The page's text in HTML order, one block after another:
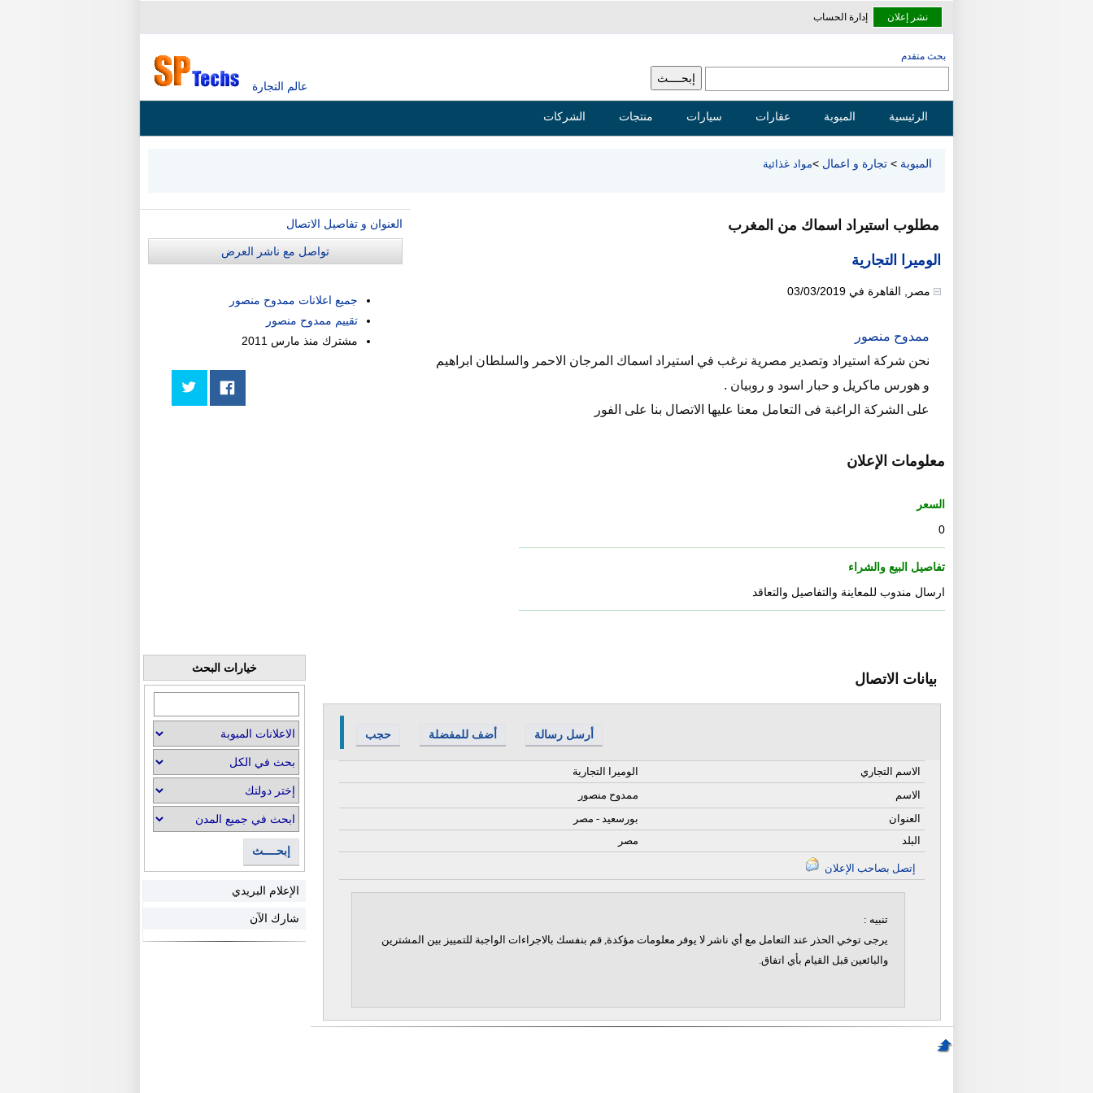
نشر إعلان إدارة الحساب
عالم التجارة
بحث متقدم
الرئيسية المبوبة عقارات سيارات منتجات الشركات
المبوبة > تجارة و اعمال >مواد غذائية
مطلوب استيراد اسماك من المغرب
الوميرا التجارية
مصر القاهرة في 03/03/2019
ممدوح منصور
نحن شركة استيراد وتصدير مصرية نرغب في استيراد اسماك المرجان الاحمر والسلطان ابراهيم
و هورس ماكريل و حبار اسود و روبيان .
على الشركة الراغبة فى التعامل معنا عليها الاتصال بنا على الفور
معلومات الإعلان
السعر
0
تفاصيل البيع والشراء
ارسال مندوب للمعاينة والتفاصيل والتعاقد
العنوان و تفاصيل الاتصال
تواصل مع ناشر العرض
جميع اعلانات ممدوح منصور
تقييم ممدوح منصور
مشترك منذ مارس 2011
بيانات الاتصال
حجب أضف للمفضلة أرسل رسالة
الوميرا التجارية
الاسم التجاري
ممدوح منصور
الاسم
بورسعيد - مصر
العنوان
مصر
البلد
تنبيه :
يرجى توخي الحذر عند التعامل مع أي ناشر لا يوفر معلومات مؤكدة, قم بنفسك بالاجراءات الواجبة للتمييز بين المشترين
والبائعين قبل القيام بأي اتفاق.
خيارات البحث
إبحــــث
الإعلام البريدي
شارك الآن